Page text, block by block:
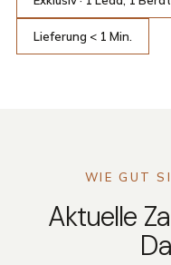
Lieferung < 1 Min.
WIE GUT
Aktuelle